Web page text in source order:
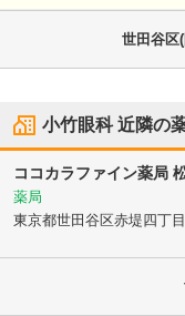
世田谷区
小竹眼科近隣の
ココカラファイン薬局
薬局
東京都世田谷区赤堤四丁